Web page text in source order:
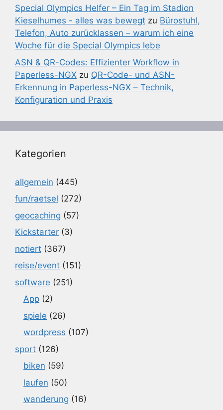
Special Olympics Helfer – Ein Tag im Stadion
Kieselhumes - alles was bewegt zu Bürostuhl,
Telefon, Auto zurücklassen – warum ich eine
Woche für die Special Olympics lebe
ASN & QR-Codes: Effizienter Workflow in
Paperless-NGX zu QR-Code- und ASN-
Erkennung in Paperless-NGX – Technik,
Konfiguration und Praxis
Kategorien
allgemein (445)
fun/raetsel (272)
geocaching (57)
Kickstarter (3)
notiert (367)
reise/event (151)
software (251)
App (2)
spiele (26)
wordpress (107)
sport (126)
biken (59)
laufen (50)
wanderung (16)